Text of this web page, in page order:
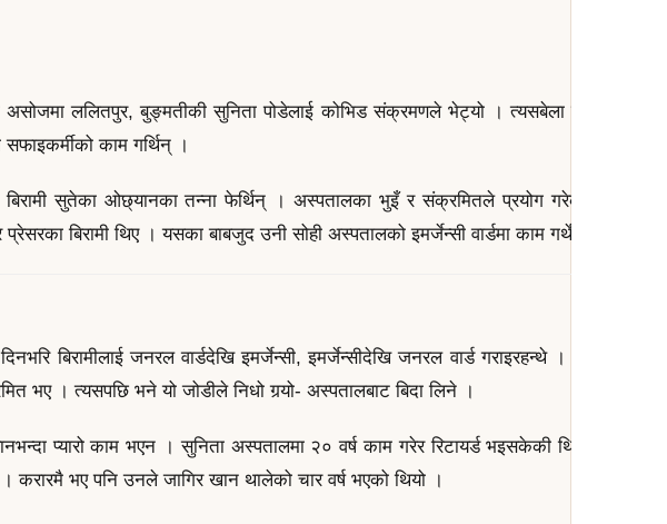
ललितपुर, बुङ्मतीकी सुनिता पोडेलाई कोभिड संक्रमणले भेट्यो । त्यसबेला उनी शुक्रराज
काम गर्थिन् ।
बिरामी सुतेका ओछ्यानका तन्‍ना फेर्थिन् । अस्पतालका भुइँ र संक्रमितले प्रयोग गरेका चर्पी
बिरामी थिए । यसका बाबजुद उनी सोही अस्पतालको इमर्जेन्सी वार्डमा काम गर्थे ।
बिरामीलाई जनरल वार्डदेखि इमर्जेन्सी, इमर्जेन्सीदेखि जनरल वार्ड गराइरहन्थे । तर, बिरामीको
भए । त्यसपछि भने यो जोडीले निधो गर्‍यो- अस्पतालबाट बिदा लिने ।
प्यारो काम भएन । सुनिता अस्पतालमा २० वर्ष काम गरेर रिटायर्ड भइसकेकी थिइन् । तर,
करारमै भए पनि उनले जागिर खान थालेको चार वर्ष भएको थियो ।